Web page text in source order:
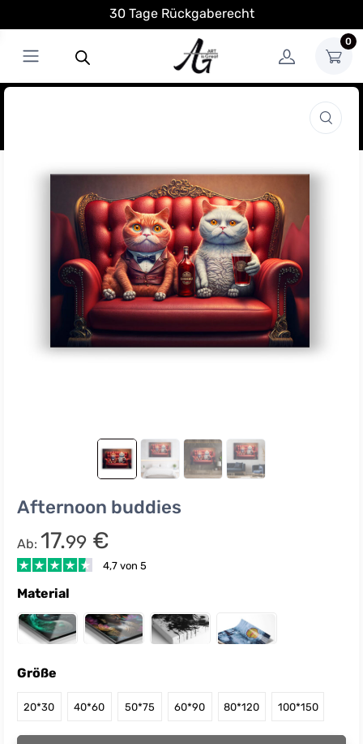
30 Tage Rückgaberecht
0
Afternoon buddies
Ab: 17.99 €
4,7 von 5
Material
Größe
20*30 40*60 50*75 60*90 80*120 100*150